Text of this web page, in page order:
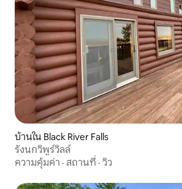
บ้านใน Black River Falls
รังนกวิพูร์วิลล์
ความคุ้มค่า · สถานที่ · วิว